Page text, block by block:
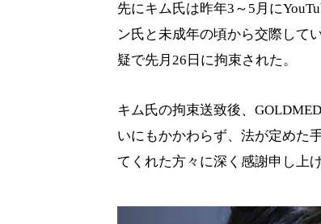
先にキム氏は昨年3～5月に
ン氏と未成年の頃から交際して
疑で先月26日に拘束された。
キム氏の拘束送致後、
いにもかかわらず、法が定めた
てくれた方々に深く感謝申し上